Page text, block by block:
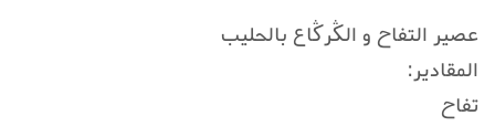
عصير التفاح و الڭرڭاع بالحليب
المقادير:
تفاح